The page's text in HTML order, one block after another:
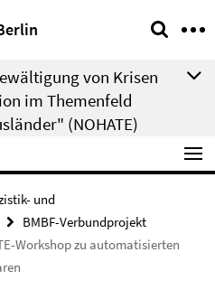
von Krisen
im Themenfeld
(NOHATE)
und
BMBF-Verbundprojekt
Workshop zu automatisierten